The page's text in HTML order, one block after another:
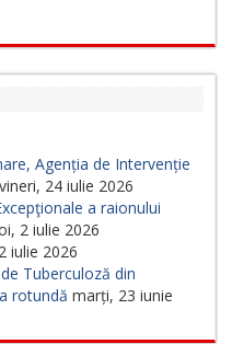
Agenția de Intervenție
vineri, 24 iulie 2026
a raionului
2 iulie 2026
iulie 2026
Tuberculoză din
rotundă marți, 23 iunie